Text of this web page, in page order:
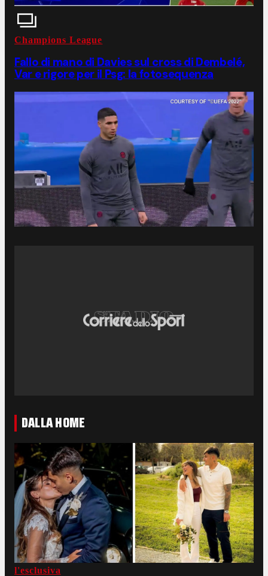
Champions League
Fallo di mano di Davies sul cross di Dembelé,
Var e rigore per il Psg: la fotosequenza
DALLA HOME
l'esclusiva